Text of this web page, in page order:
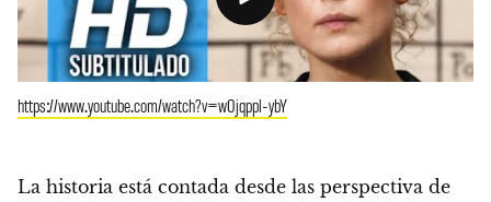
https://www.youtube.com/watch?v=w0jqppl-ybY
La historia está contada desde las perspectiva de